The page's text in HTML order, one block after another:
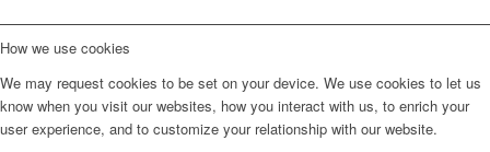
How we use cookies
We may request cookies to be set on your device. We use cookies to let us
know when you visit our websites, how you interact with us, to enrich your
user experience, and to customize your relationship with our website.